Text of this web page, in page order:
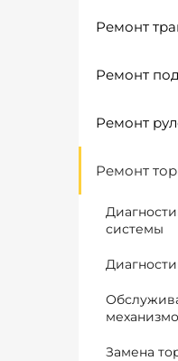
Ремонт
Ремонт
Ремонт
Ремонт
системы
Замена